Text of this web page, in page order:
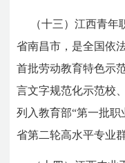
（十三）江西青
省南昌市，是全国依
首批劳动教育特色示
言文字规范化示范校
列入教育部“第一批
省第二轮高水平专业